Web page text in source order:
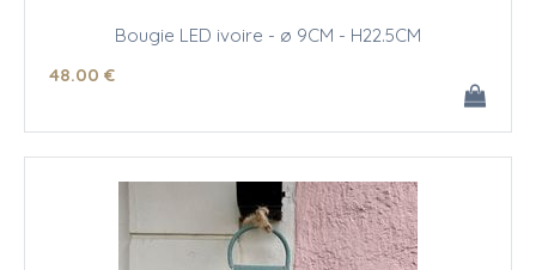
Bougie LED ivoire - ø 9CM - H22.5CM
48.00 €